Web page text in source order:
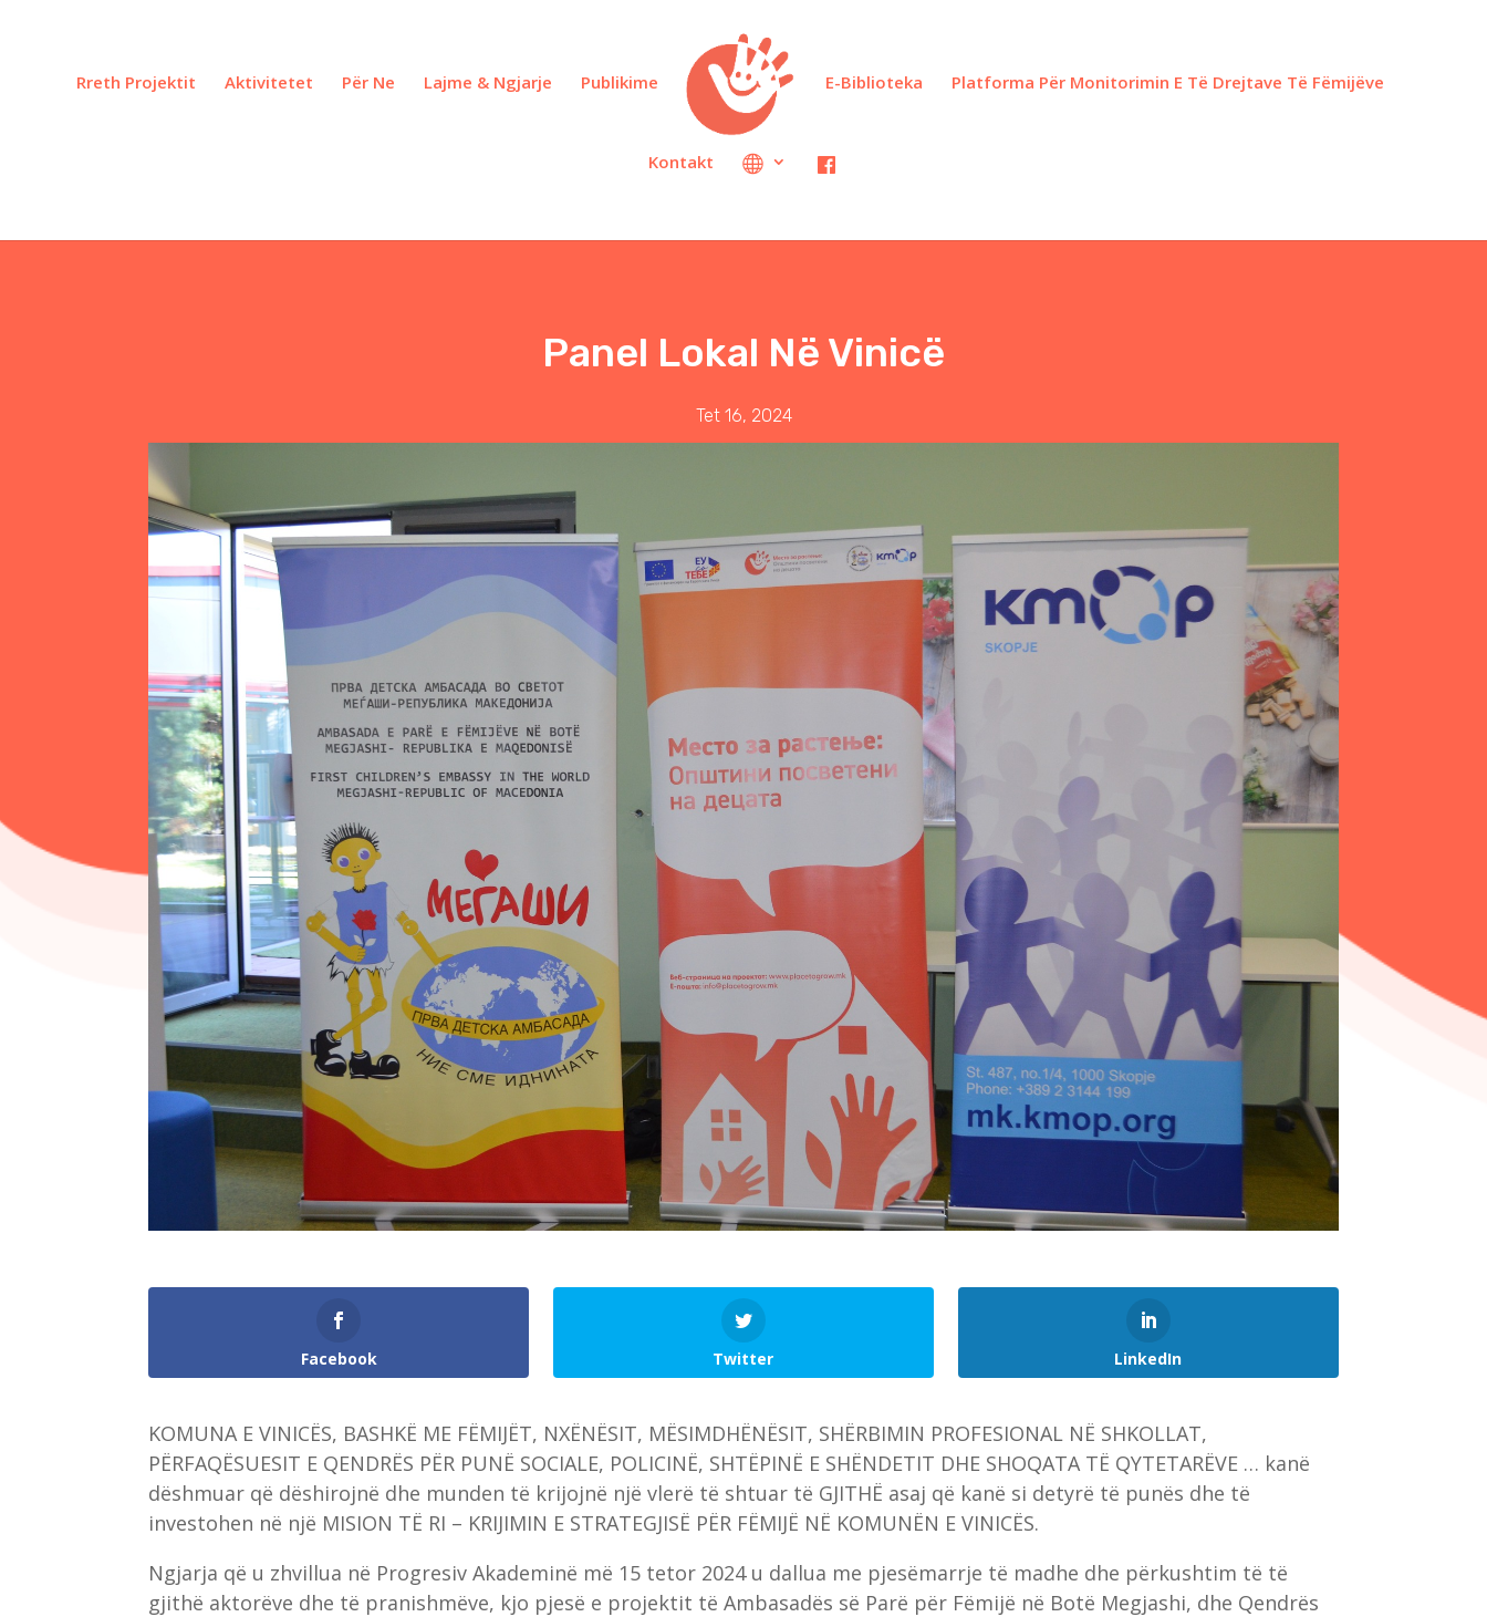
Rreth Projektit Aktivitetet Për Ne Lajme & Ngjarje Publikime E-Biblioteka Platforma Për Monitorimin E Të Drejtave Të Fëmijëve
Kontakt
Panel Lokal Në Vinicë
Tet 16, 2024
Facebook Twitter LinkedIn
KOMUNA E VINICËS, BASHKË ME FËMIJËT, NXËNËSIT, MËSIMDHËNËSIT, SHËRBIMIN PROFESIONAL NË SHKOLLAT,
PËRFAQËSUESIT E QENDRËS PËR PUNË SOCIALE, POLICINË, SHTËPINË E SHËNDETIT DHE SHOQATA TË QYTETARËVE … kanë
dëshmuar që dëshirojnë dhe munden të krijojnë një vlerë të shtuar të GJITHË asaj që kanë si detyrë të punës dhe të
investohen në një MISION TË RI – KRIJIMIN E STRATEGJISË PËR FËMIJË NË KOMUNËN E VINICËS.
Ngjarja që u zhvillua në Progresiv Akademinë më 15 tetor 2024 u dallua me pjesëmarrje të madhe dhe përkushtim të të
gjithë aktorëve dhe të pranishmëve, kjo pjesë e projektit të Ambasadës së Parë për Fëmijë në Botë Megjashi, dhe Qendrës